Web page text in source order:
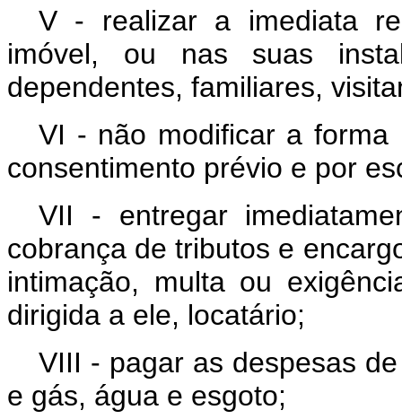
V - realizar a imediata
imóvel, ou nas suas
dependentes, familiares,
VI - não modificar a
consentimento prévio e por
VII - entregar
cobrança de tributos e
intimação, multa ou
dirigida a ele, locatário;
VIII - pagar as despesas
e gás, água e esgoto;